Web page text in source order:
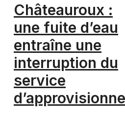
Châteauroux :
une fuite d’eau
entraîne une
interruption du
service